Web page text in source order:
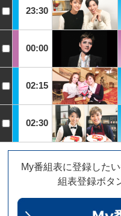
23:30
00:00
02:15
02:30
My番組表に登録した
組表登録ボタ